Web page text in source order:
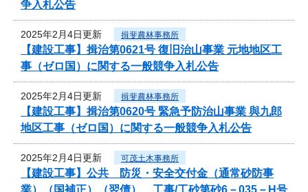
争入札公告
2025年2月4日更新 揖斐農林事務所
【建設工事】揖治第0621号 復旧治山事業 元地地区工
事（ゼロ国）に関する一般競争入札公告
2025年2月4日更新 揖斐農林事務所
【建設工事】揖治第0620号 緊急予防治山事業 與九郎
地区工事（ゼロ国）に関する一般競争入札公告
2025年2月4日更新 可茂土木事務所
【建設工事】公共 防災・安全交付金（通常砂防事
業）（国補正）（翌債） 工事/工砂第砂6－035－H号